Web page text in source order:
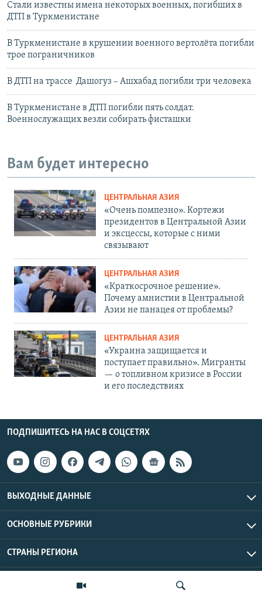
Стали известны имена некоторых военных, погибших в
ДТП в Туркменистане
В Туркменистане в крушении военного вертолёта погибли
трое пограничников
В ДТП на трассе Дашогуз – Ашхабад погибли три человека
В Туркменистане в ДТП погибли пять солдат.
Военнослужащих везли собирать фисташки
Вам будет интересно
ЦЕНТРАЛЬНАЯ АЗИЯ
«Очень помпезно». Кортежи
президентов в Центральной Азии
и эксцессы, которые с ними
связывают
ЦЕНТРАЛЬНАЯ АЗИЯ
«Краткосрочное решение».
Почему амнистии в Центральной
Азии не панацея от проблемы?
ЦЕНТРАЛЬНАЯ АЗИЯ
«Украина защищается и
поступает правильно». Мигранты
— о топливном кризисе в России
и его последствиях
ПОДПИШИТЕСЬ НА НАС В СОЦСЕТЯХ
ВЫХОДНЫЕ ДАННЫЕ
ОСНОВНЫЕ РУБРИКИ
СТРАНЫ РЕГИОНА
Азаттык Азия © 2026 RFE/RL, Inc. | Все права защищены.